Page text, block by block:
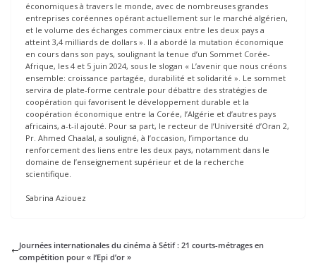
économiques à travers le monde, avec de nombreuses grandes
entreprises coréennes opérant actuellement sur le marché algérien,
et le volume des échanges commerciaux entre les deux pays a
atteint 3,4 milliards de dollars ». Il a abordé la mutation économique
en cours dans son pays, soulignant la tenue d’un Sommet Corée-
Afrique, les 4 et 5 juin 2024, sous le slogan « L’avenir que nous créons
ensemble: croissance partagée, durabilité et solidarité ». Le sommet
servira de plate-forme centrale pour débattre des stratégies de
coopération qui favorisent le développement durable et la
coopération économique entre la Corée, l’Algérie et d’autres pays
africains, a-t-il ajouté. Pour sa part, le recteur de l’Université d’Oran 2,
Pr. Ahmed Chaalal, a souligné, à l’occasion, l’importance du
renforcement des liens entre les deux pays, notamment dans le
domaine de l’enseignement supérieur et de la recherche
scientifique.
Sabrina Aziouez
Journées internationales du cinéma à Sétif : 21 courts-métrages en
compétition pour « l’Epi d’or »